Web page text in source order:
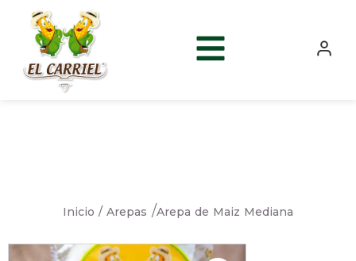
Inicio / Arepas /Arepa de Maiz Mediana